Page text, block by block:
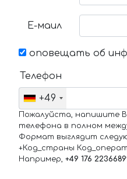
Е-маил
оповещать об
Телефон
+49
Пожалуйста, напишите
телефона в полном
Формат выглядит
+Код_страны
Например, +49 176